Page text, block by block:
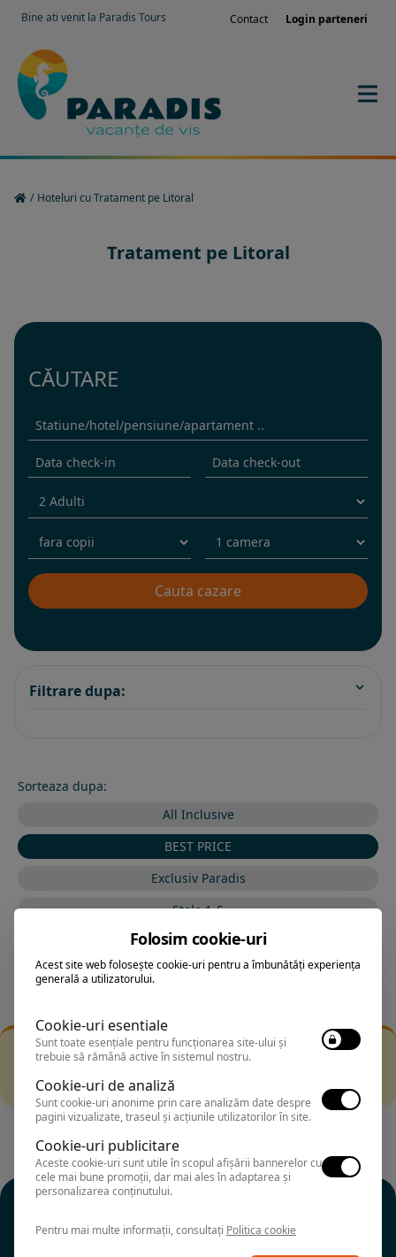
Bine ati venit la Paradis Tours Contact Login parteneri
/ Hoteluri cu Tratament pe Litoral
Tratament pe Litoral
CĂUTARE
Filtrare dupa:
Sorteaza dupa:
All Inclusive
BEST PRICE
Exclusiv Paradis
Stele 1-5
Stele 5-1
Filtrarea nu a returnat niciun rezultat
alte fitre.
Folosim cookie-uri
Acest site web folosește cookie-uri pentru a îmbunătăți experiența
generală a utilizatorului.
Cookie-uri esentiale
Sunt toate esențiale pentru funcționarea site-ului și
trebuie să rămână active în sistemul nostru.
Cookie-uri de analiză
Sunt cookie-uri anonime prin care analizăm date despre
pagini vizualizate, traseul și acțiunile utilizatorilor în site.
Cookie-uri publicitare
Aceste cookie-uri sunt utile în scopul afișării bannerelor cu
cele mai bune promoții, dar mai ales în adaptarea și
personalizarea conținutului.
Pentru mai multe informații, consultați Politica cookie